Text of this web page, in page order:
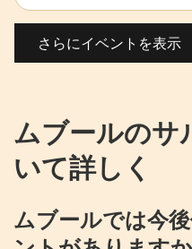
さらにイベントを表示
ムブールのサ
いて詳しく
ムブールでは今